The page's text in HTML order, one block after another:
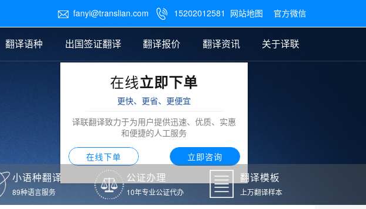
 fanyi@translian.com  15202012581 网站地图 官方微信
图纸翻译
翻译语种 出国签证翻译 翻译报价
笔译翻译报价
翻译资讯
公证样本
关于译联
在线立即下单
更快、更省、更便宜
译联翻译致力于为用户提供迅速、优质、实惠
和便捷的人工服务
在线下单 立即咨询
小语种翻译
89种语言服务
公证办理
10年专业公证代办
翻译模板
上万翻译样本